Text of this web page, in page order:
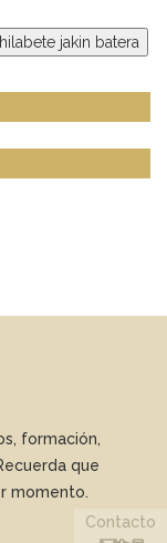
jakin batera
formación,
que
momento.
Contacto